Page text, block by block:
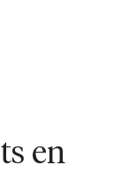
en